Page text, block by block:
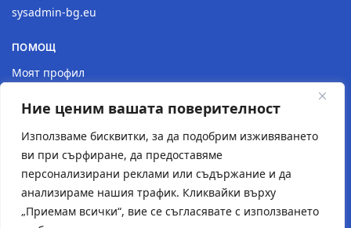
Ние ценим вашата поверителност
Използваме бисквитки, за да подобрим изживяването
ви при сърфиране, да предоставяме
персонализирани реклами или съдържание и да
анализираме нашия трафик. Кликвайки върху
„Приемам всички“, вие се съгласявате с използването
sysadmin-bg.eu
ПОМОЩ
Моят профил
Връщане на продукт
Политика за поверителност
Местоположение
Контактна форма